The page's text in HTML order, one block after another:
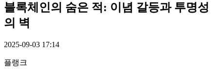
블록체인의 숨은 적: 이념 갈등과 투명성
의 벽
2025-09-03 17:14
플랭크